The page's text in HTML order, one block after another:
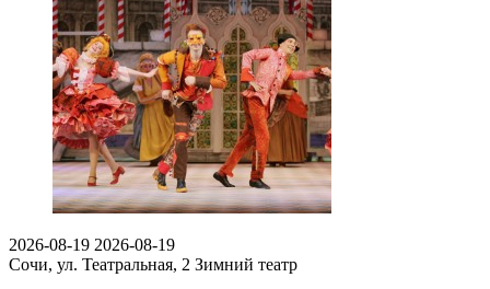
2026-08-19 2026-08-19
Сочи, ул. Театральная, 2 Зимний театр